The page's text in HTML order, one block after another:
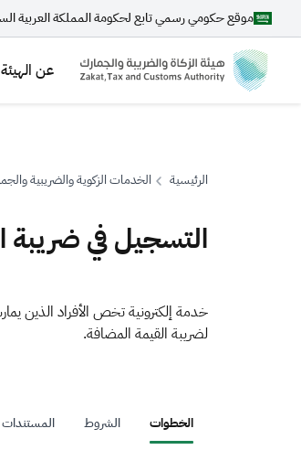
موقع حكومي رسمي تابع لحكومة المملكة العربية
عن الهيئة
اقتراحات
الزكاة
الرئيسية الخدمات الزكوية والضريبية
التسجيل في ضريبة
خدمة إلكترونية تخص الأفراد الذين
لضريبة القيمة المضافة.
الخطوات الشروط